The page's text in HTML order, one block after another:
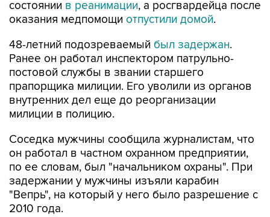
состоянии в реанимации, а росгвардейца после
оказания медпомощи отпустили домой.
48-летний подозреваемый был задержан.
Ранее он работал инспектором патрульно-
постовой службы в звании старшего
прапорщика милиции. Его уволили из органов
внутренних дел еще до реорганизации
милиции в полицию.
Соседка мужчины сообщила журналистам, что
он работал в частном охранном предприятии,
по ее словам, был "начальником охраны". При
задержании у мужчины изъяли карабин
"Вепрь", на который у него было разрешение с
2010 года.